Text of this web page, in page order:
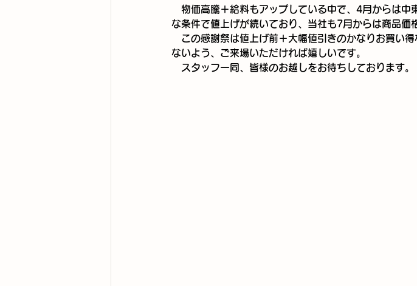
物価高騰＋給料もアップしている中で、4月からは中
な条件で値上げが続いており、当社も7月からは商品価
この感謝祭は値上げ前＋大幅値引きのかなりお買い
ないよう、ご来場いただければ嬉しいです。
スタッフ一同、皆様のお越しをお待ちしております。